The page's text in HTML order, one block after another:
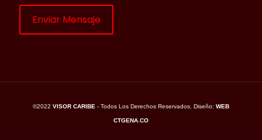
©2022 VISOR CARIBE - Todos Los Derechos Reservados. Diseño: WEB
CTGENA.CO